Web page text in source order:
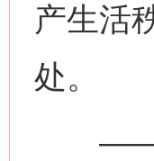
产生活
处。